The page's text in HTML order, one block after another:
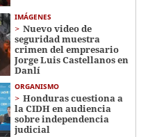
IMÁGENES
Nuevo video de
seguridad muestra
crimen del empresario
Jorge Luis Castellanos en
Danlí
ORGANISMO
Honduras cuestiona a
la CIDH en audiencia
sobre independencia
judicial